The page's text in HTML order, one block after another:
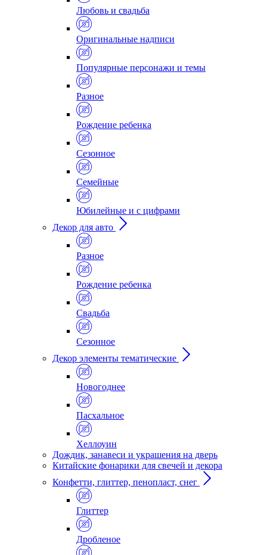
Любовь и свадьба
Оригинальные надписи
Популярные персонажи и темы
Разное
Рождение ребенка
Сезонное
Семейные
Юбилейные и с цифрами
Декор для авто
Разное
Рождение ребенка
Свадьба
Сезонное
Декор элементы тематические
Новогоднее
Пасхальное
Хеллоуин
Дождик, занавеси и украшения на дверь
Китайские фонарики для свечей и декора
Конфетти, глиттер, пенопласт, снег
Глиттер
Дробленое